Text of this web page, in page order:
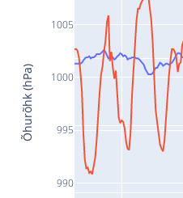
990
995
1000
1005
Õhurõhk (hPa)